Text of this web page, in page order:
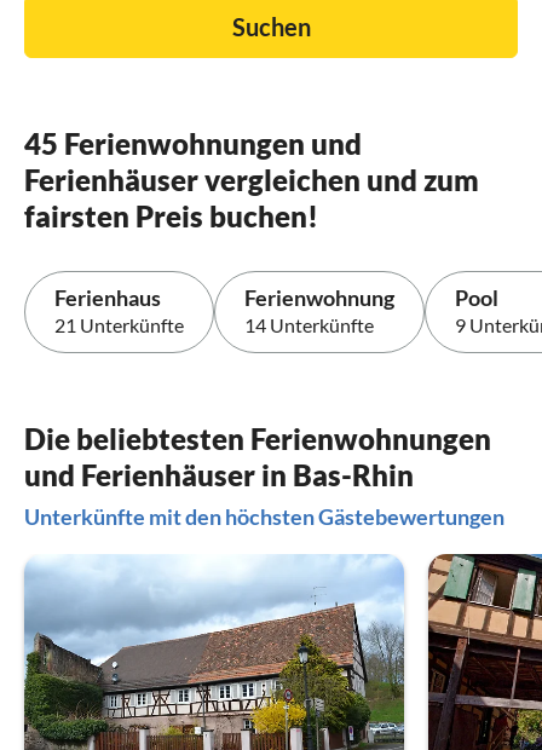
Suchen
45 Ferienwohnungen und
Ferienhäuser vergleichen und zum
fairsten Preis buchen!
Ferienhaus
21 Unterkünfte
Ferienwohnung
14 Unterkünfte
Pool
9
Die beliebtesten Ferienwohnungen
und Ferienhäuser in Bas-Rhin
Unterkünfte mit den höchsten Gästebewertungen